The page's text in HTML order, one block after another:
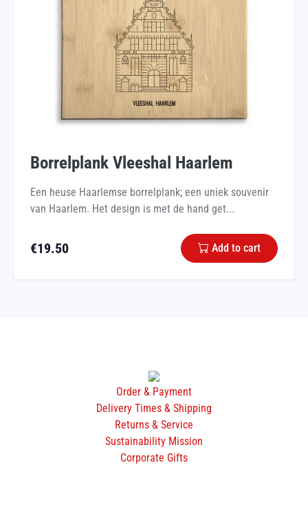
Borrelplank Vleeshal Haarlem
Een heuse Haarlemse borrelplank; een uniek souvenir
van Haarlem. Het design is met de hand get...
€19.50 Add to cart
Order & Payment
Delivery Times & Shipping
Returns & Service
Sustainability Mission
Corporate Gifts